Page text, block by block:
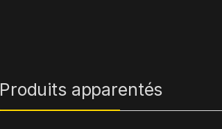
Produits apparentés